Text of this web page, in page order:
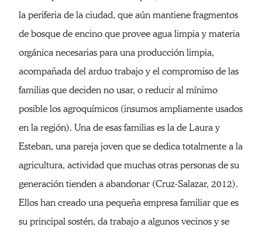
la periferia de la ciudad, que aún mantiene fragmentos
de bosque de encino que provee agua limpia y materia
orgánica necesarias para una producción limpia,
acompañada del arduo trabajo y el compromiso de las
familias que deciden no usar, o reducir al mínimo
posible los agroquímicos (insumos ampliamente usados
en la región). Una de esas familias es la de Laura y
Esteban, una pareja joven que se dedica totalmente a la
agricultura, actividad que muchas otras personas de su
generación tienden a abandonar (Cruz-Salazar, 2012).
Ellos han creado una pequeña empresa familiar que es
su principal sostén, da trabajo a algunos vecinos y se